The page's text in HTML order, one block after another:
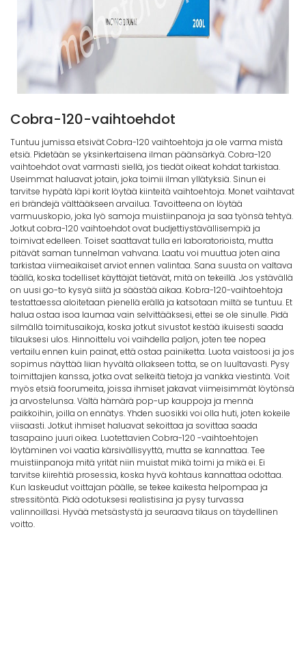
Cobra-120-vaihtoehdot
Tuntuu jumissa etsivät Cobra-120 vaihtoehtoja ja ole varma mistä
etsiä. Pidetään se yksinkertaisena ilman päänsärkyä. Cobra-120
vaihtoehdot ovat varmasti siellä, jos tiedät oikeat kohdat tarkistaa.
Useimmat haluavat jotain, joka toimii ilman yllätyksiä. Sinun ei
tarvitse hypätä läpi korit löytää kiinteitä vaihtoehtoja. Monet vaihtavat
eri brändejä välttääkseen arvailua. Tavoitteena on löytää
varmuuskopio, joka lyö samoja muistiinpanoja ja saa työnsä tehtyä.
Jotkut cobra-120 vaihtoehdot ovat budjettiystävällisempiä ja
toimivat edelleen. Toiset saattavat tulla eri laboratorioista, mutta
pitävät saman tunnelman vahvana. Laatu voi muuttua joten aina
tarkistaa viimeaikaiset arviot ennen valintaa. Sana suusta on valtava
täällä, koska todelliset käyttäjät tietävät, mitä on tekeillä. Jos ystävällä
on uusi go-to kysyä siitä ja säästää aikaa. Kobra-120-vaihtoehtoja
testattaessa aloitetaan pienellä erällä ja katsotaan miltä se tuntuu. Et
halua ostaa isoa laumaa vain selvittääksesi, ettei se ole sinulle. Pidä
silmällä toimitusaikoja, koska jotkut sivustot kestää ikuisesti saada
tilauksesi ulos. Hinnoittelu voi vaihdella paljon, joten tee nopea
vertailu ennen kuin painat, että ostaa painiketta. Luota vaistoosi ja jos
sopimus näyttää liian hyvältä ollakseen totta, se on luultavasti. Pysy
toimittajien kanssa, jotka ovat selkeitä tietoja ja vankka viestintä. Voit
myös etsiä foorumeita, joissa ihmiset jakavat viimeisimmät löytönsä
ja arvostelunsa. Vältä hämärä pop-up kauppoja ja mennä
paikkoihin, joilla on ennätys. Yhden suosikki voi olla huti, joten kokeile
viisaasti. Jotkut ihmiset haluavat sekoittaa ja sovittaa saada
tasapaino juuri oikea. Luotettavien Cobra-120 -vaihtoehtojen
löytäminen voi vaatia kärsivällisyyttä, mutta se kannattaa. Tee
muistiinpanoja mitä yrität niin muistat mikä toimi ja mikä ei. Ei
tarvitse kiirehtiä prosessia, koska hyvä kohtaus kannattaa odottaa.
Kun laskeudut voittajan päälle, se tekee kaikesta helpompaa ja
stressitöntä. Pidä odotuksesi realistisina ja pysy turvassa
valinnoillasi. Hyvää metsästystä ja seuraava tilaus on täydellinen
voitto.